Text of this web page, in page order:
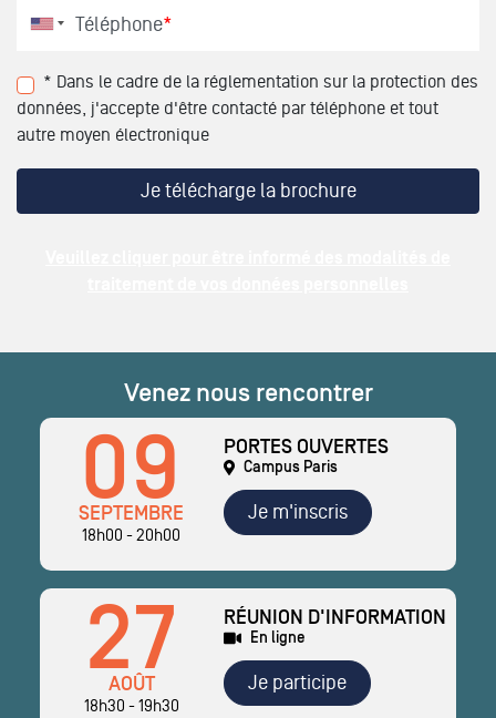
Téléphone*
* Dans le cadre de la réglementation sur la protection des
données, j'accepte d'être contacté par téléphone et tout
autre moyen électronique
Venez nous rencontrer
09
SEPTEMBRE
18h00 - 20h00
PORTES OUVERTES
Campus Paris
Je m'inscris
27
AOÛT
18h30 - 19h30
RÉUNION D'INFORMATION
En ligne
Je participe